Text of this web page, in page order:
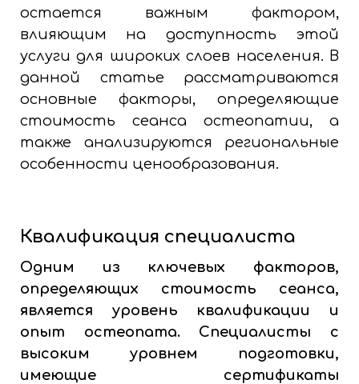
остается важным фактором,
влияющим на доступность этой
услуги для широких слоев населения. В
данной статье рассматриваются
основные факторы, определяющие
стоимость сеанса остеопатии, а
также анализируются региональные
особенности ценообразования.
Квалификация специалиста
Одним из ключевых факторов,
определяющих стоимость сеанса,
является уровень квалификации и
опыт остеопата. Специалисты с
высоким уровнем подготовки,
имеющие сертификаты